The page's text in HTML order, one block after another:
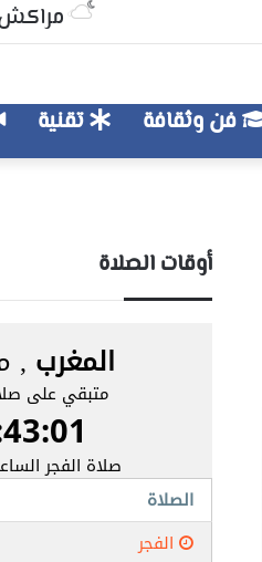
فن وثقافة تقنية
أوقات الصلاة